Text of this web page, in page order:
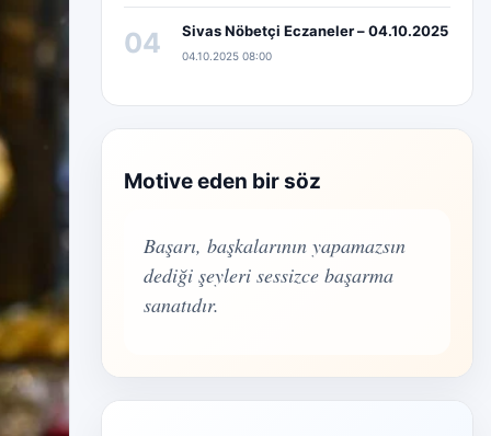
04 Sivas Nöbetçi Eczaneler – 04.10.2025
04.10.2025 08:00
Motive eden bir söz
Başarı, başkalarının yapamazsın
dediği şeyleri sessizce başarma
sanatıdır.